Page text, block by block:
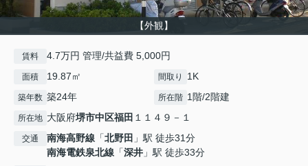
【外観】
賃料 4.7万円 管理/共益費 5,000円
面積 19.87㎡ 間取り 1K
築年数 築24年 所在階 1階/2階建
所在地 大阪府堺市中区福田 １１４９－１
交通 南海高野線 「北野田 」駅 徒歩31分
南海電鉄泉北線 「深井 」駅 徒歩33分